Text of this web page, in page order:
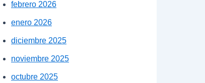
febrero 2026
enero 2026
diciembre 2025
noviembre 2025
octubre 2025